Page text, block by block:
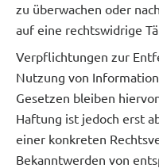
zu überwachen oder
auf eine rechtswidrige
Verpflichtungen zur
Nutzung von
Gesetzen bleiben
Haftung ist jedoch erst
einer konkreten
Bekanntwerden von